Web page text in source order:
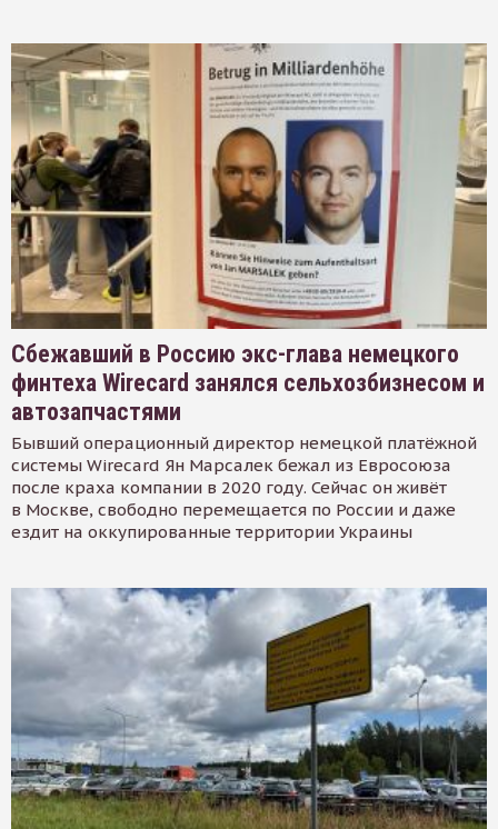
Сбежавший в Россию экс-глава немецкого
финтеха Wirecard занялся сельхозбизнесом и
автозапчастями
Бывший операционный директор немецкой платёжной
системы Wirecard Ян Марсалек бежал из Евросоюза
после краха компании в 2020 году. Сейчас он живёт
в Москве, свободно перемещается по России и даже
ездит на оккупированные территории Украины